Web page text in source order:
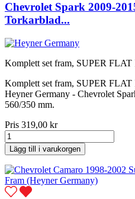
Chevrolet Spark 2009-
Torkarblad...
Komplett set fram, SUPER
Komplett set fram, SUPER
Heyner Germany - Chevrolet
560/350 mm.
Pris 319,00 kr
Lägg till i varukorgen